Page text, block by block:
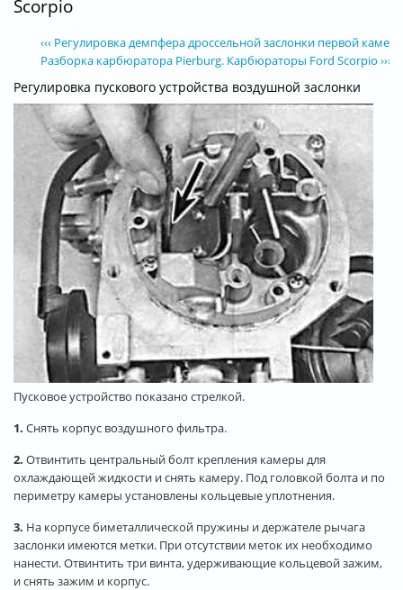
Scorpio
‹‹‹ Регулировка демпфера дроссельной заслонки первой
Разборка карбюратора Pierburg. Карбюраторы Ford Scorpio ›››
Регулировка пускового устройства воздушной заслонки
Пусковое устройство показано стрелкой.
1. Снять корпус воздушного фильтра.
2. Отвинтить центральный болт крепления камеры для
охлаждающей жидкости и снять камеру. Под головкой болта и по
периметру камеры установлены кольцевые уплотнения.
3. На корпусе биметаллической пружины и держателе рычага
заслонки имеются метки. При отсутствии меток их необходимо
нанести. Отвинтить три винта, удерживающие кольцевой зажим,
и снять зажим и корпус.